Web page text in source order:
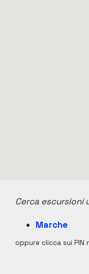
Cerca escursioni
Marche
oppure clicca sui PIN